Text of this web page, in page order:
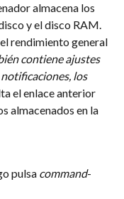
almacena los
y el disco RAM.
rendimiento general
contiene ajustes
los
el enlace anterior
almacenados en la
pulsa command-